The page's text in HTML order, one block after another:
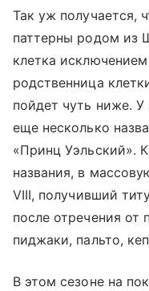
Так уж получается,
паттерны родом из
клетка
родственница
пойдет чуть ниже. У
еще несколько
«Принц Уэльский».
названия, в
VIII, получивший
после отречения от
пиджаки, пальто,
В этом сезоне на